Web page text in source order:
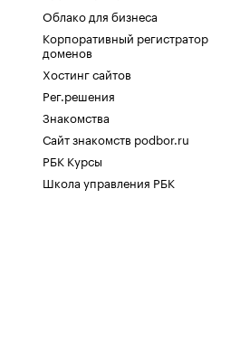
Облако для бизнеса
Корпоративный регистратор
доменов
Хостинг сайтов
Рег.решения
Знакомства
Сайт знакомств podbor.ru
РБК Курсы
Школа управления РБК